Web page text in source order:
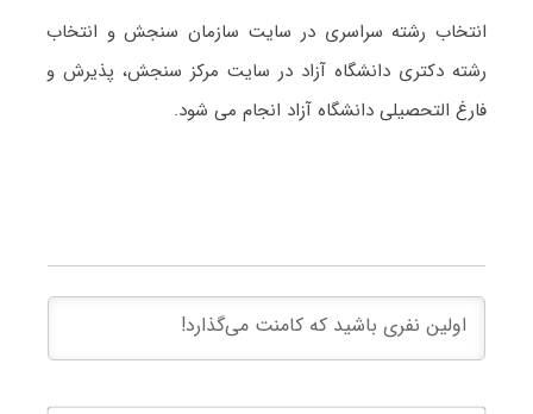
انتخاب رشته سراسری در سایت سازمان سنجش و انتخاب
رشته دکتری دانشگاه آزاد در سایت مرکز سنجش، پذیرش و
فارغ التحصیلی دانشگاه آزاد انجام می شود.